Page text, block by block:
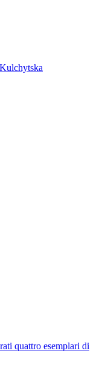
quattro esemplari di